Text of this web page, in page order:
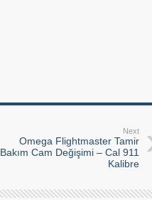
Next
Omega Flightmaster Tamir
Bakım Cam Değişimi – Cal 911
Kalibre